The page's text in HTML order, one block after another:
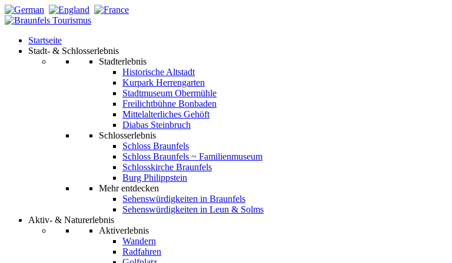
Startseite
Stadt- & Schlosserlebnis
Stadterlebnis
Historische Altstadt
Kurpark Herrengarten
Stadtmuseum Obermühle
Freilichtbühne Bonbaden
Mittelalterliches Gehöft
Diabas Steinbruch
Schlosserlebnis
Schloss Braunfels
Schloss Braunfels ~ Familienmuseum
Schlosskirche Braunfels
Burg Philippstein
Mehr entdecken
Sehenswürdigkeiten in Braunfels
Sehenswürdigkeiten in Leun & Solms
Aktiv- & Naturerlebnis
Aktiverlebnis
Wandern
Radfahren